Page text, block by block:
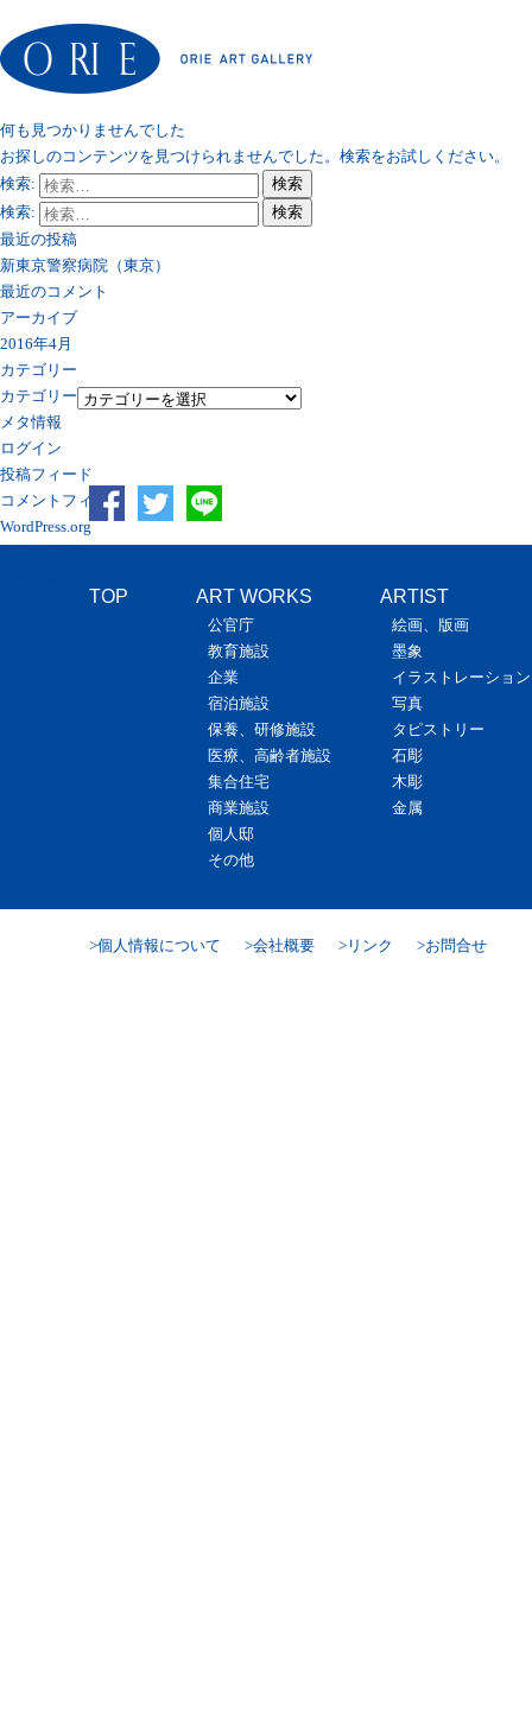
何も見つかりませんでした
お探しのコンテンツを見つけられませんでした。検索をお試しください。
検索:
検索
検索:
検索
最近の投稿
新東京警察病院（東京）
最近のコメント
アーカイブ
2016年4月
カテゴリー
カテゴリー
メタ情報
ログイン
投稿フィード
コメントフィード
WordPress.org
TOP ART WORKS
公官庁
教育施設
企業
宿泊施設
保養、研修施設
医療、高齢者施設
集合住宅
商業施設
個人邸
その他
ARTIST
絵画、版画
墨象
イラストレーション
写真
タピストリー
石彫
木彫
金属
個人情報について 会社概要 リンク お問合せ